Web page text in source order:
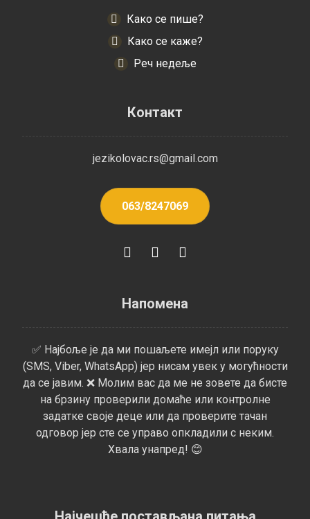
Како се пише?
Како се каже?
Реч недеље
Контакт
jezikolovac.rs@gmail.com
063/8247069
Напомена
✅ Најбоље је да ми пошаљете имејл или поруку
(SMS, Viber, WhatsApp) јер нисам увек у могућности
да се јавим. ❌ Молим вас да ме не зовете да бисте
на брзину проверили домаће или контролне
задатке своје деце или да проверите тачан
одговор јер сте се управо опкладили с неким.
Хвала унапред! 😊